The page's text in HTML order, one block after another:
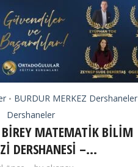
• BURDUR MERKEZ Dershaneler
Dershaneler
BİREY MATEMATİK BİLİM
DERSHANESİ –...